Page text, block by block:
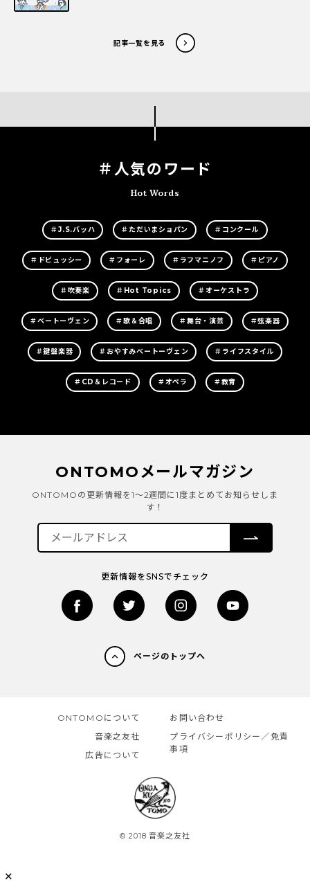
記事一覧を見る
＃人気のワード
Hot Words
＃J.S.バッハ ＃ただいまショパン ＃コンクール
＃ドビュッシー ＃フォーレ ＃ラフマニノフ ＃ピアノ
＃吹奏楽 ＃Hot Topics ＃オーケストラ
＃ベートーヴェン ＃歌＆合唱 ＃舞台・演芸 ＃弦楽器
＃鍵盤楽器 ＃おやすみベートーヴェン ＃ライフスタイル
＃CD＆レコード ＃オペラ ＃教育
ONTOMOメールマガジン
ONTOMOの更新情報を1～2週間に1度まとめてお知らせしま
す！
更新情報をSNSでチェック
ページのトップへ
✕
ONTOMOについて
音楽之友社
広告について
お問い合わせ
プライバシーポリシー／免責
事項
© 2018 音楽之友社